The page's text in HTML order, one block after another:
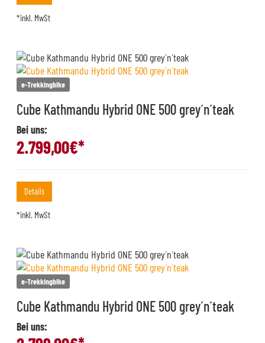
*inkl. MwSt
e-Trekkingbike
Cube Kathmandu Hybrid ONE 500 grey´n´teak
Bei uns:
2.799,00€*
Details
*inkl. MwSt
e-Trekkingbike
Cube Kathmandu Hybrid ONE 500 grey´n´teak
Bei uns: